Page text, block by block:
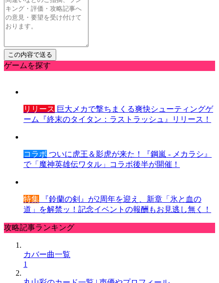
ゲームを探す
リリース 巨大メカで撃ちまくる爽快シューティングゲ
ーム『終末のタイタン：ラストラッシュ』リリース！
コラボ ついに虎王＆影虎が来た！『鋼嵐 - メカラシ』
で「魔神英雄伝ワタル」コラボ後半が開催！
特集 『鈴蘭の剣』が2周年を迎え、新章「氷と血の
道」を解禁ッ！記念イベントの報酬もお見逃し無く！
攻略記事ランキング
カバー曲一覧
1